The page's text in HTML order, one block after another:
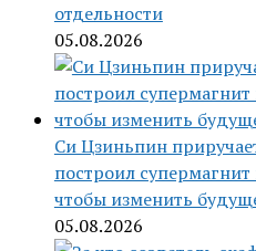
отдельности
05.08.2026
Си Цзиньпин
построил
чтобы изменить
05.08.2026